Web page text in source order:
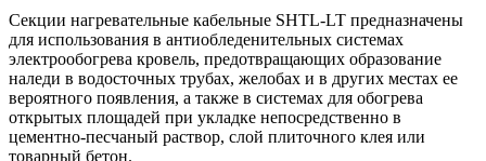
Секции нагревательные кабельные SHTL-LT предназначены
для использования в антиобледенительных системах
электрообогрева кровель, предотвращающих образование
наледи в водосточных трубах, желобах и в других местах ее
вероятного появления, а также в системах для обогрева
открытых площадей при укладке непосредственно в
цементно-песчаный раствор, слой плиточного клея или
товарный бетон.